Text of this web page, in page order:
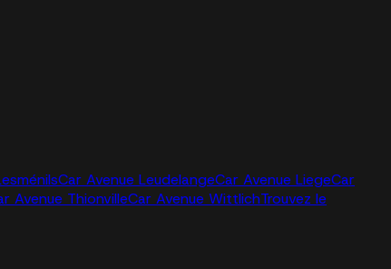
Car Avenue LeudelangeCar Avenue LiegeCar
Avenue ThionvilleCar Avenue WittlichTrouvez le